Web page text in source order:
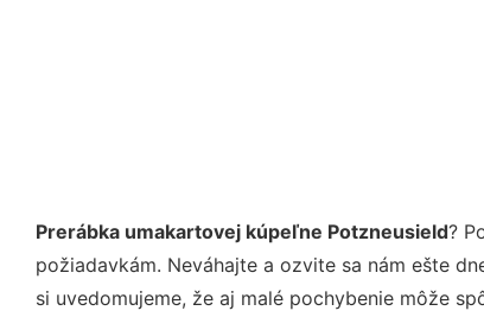
Prerábka umakartovej kúpeľne Potzneusield?
požiadavkám. Neváhajte a ozvite sa nám ešte
si uvedomujeme, že aj malé pochybenie môže